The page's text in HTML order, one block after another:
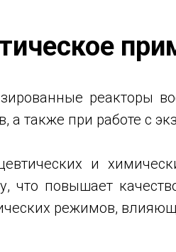
реакторы
а также при работе с
и
что повышает
режимов,